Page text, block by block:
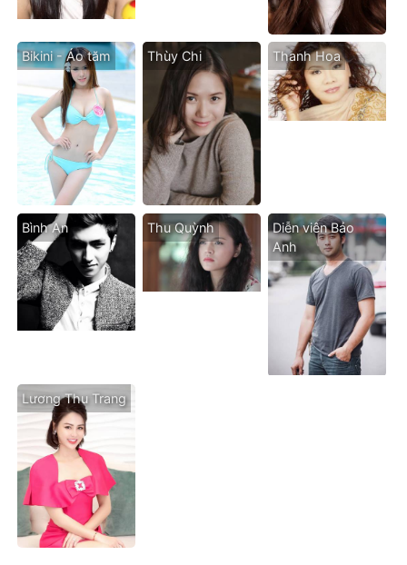
Bikini - Áo tăm Thùy Chi Thanh Hoa
Bình An Thu Quỳnh
Diễn viên Bảo
Anh
Lương Thu Trang